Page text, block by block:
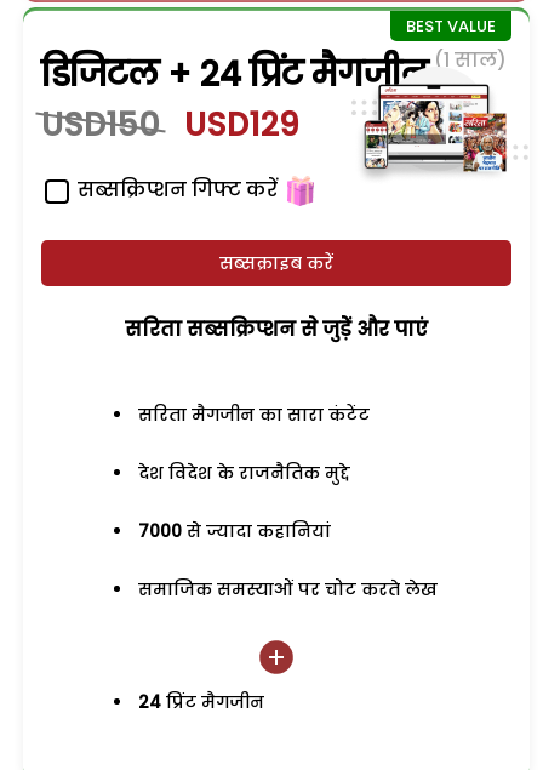
डिजिटल + 24 प्रिंट मैगजीन (1 साल)
USD150 USD129
सब्सक्रिप्शन गिफ्ट करें
सब्सक्राइब करें
सरिता सब्सक्रिप्शन से जुड़ेें और पाएं
सरिता मैगजीन का सारा कंटेंट
देश विदेश के राजनैतिक मुद्दे
7000 से ज्यादा कहानियां
समाजिक समस्याओं पर चोट करते लेख
24 प्रिंट मैगजीन